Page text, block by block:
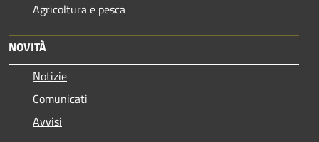
Agricoltura e pesca
NOVITÀ
Notizie
Comunicati
Avvisi